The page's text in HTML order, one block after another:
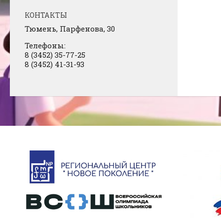
КОНТАКТЫ
Тюмень, Парфенова, 30
Телефоны:
8 (3452) 35-77-25
8 (3452) 41-31-93